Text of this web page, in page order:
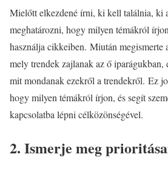
Mielőtt elkezdené írni, ki kell találnia, ki
meghatározni, hogy milyen témákról
használja cikkeiben. Miután megismerte
mely trendek zajlanak az ő iparágukban,
mit mondanak ezekről a trendekről. Ez
hogy milyen témákról írjon, és segít
kapcsolatba lépni célközönségével.
2. Ismerje meg